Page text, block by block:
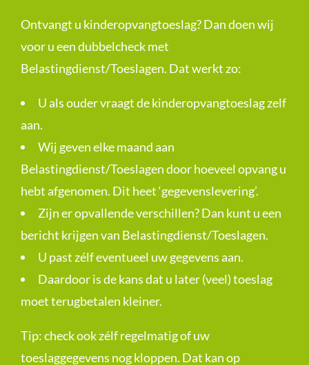
Ontvangt u kinderopvangtoeslag? Dan doen wij
voor u een dubbelcheck met
Belastingdienst/Toeslagen. Dat werkt zo:
U als ouder vraagt de kinderopvangtoeslag zelf
aan.
Wij geven elke maand aan
Belastingdienst/Toeslagen door hoeveel opvang u
hebt afgenomen. Dit heet ‘gegevenslevering’.
Zijn er opvallende verschillen? Dan kunt u een
bericht krijgen van Belastingdienst/Toeslagen.
U past zélf eventueel uw gegevens aan.
Daardoor is de kans dat u later (veel) toeslag
moet terugbetalen kleiner.
Tip: check ook zélf regelmatig of uw
toeslaggegevens nog kloppen. Dat kan op